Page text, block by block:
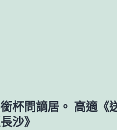
杯問謫居。 高適《
沙》